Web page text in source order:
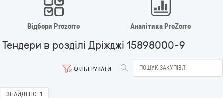
Відбори Prozorro Аналітика ProZorro
Тендери в розділі Дріжджі 15898000-9
ФІЛЬТРУВАТИ
ЗНАЙДЕНО: 1